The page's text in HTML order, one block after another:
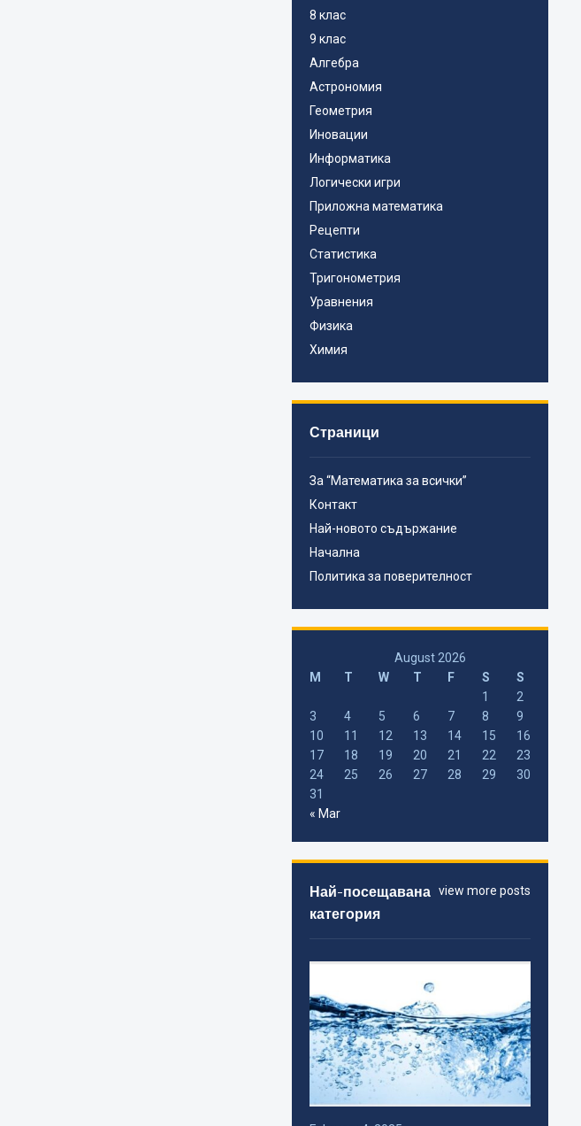
8 клас
9 клас
Алгебра
Астрономия
Геометрия
Иновации
Информатика
Логически игри
Приложна математика
Рецепти
Статистика
Тригонометрия
Уравнения
Физика
Химия
Страници
За “Математика за всички”
Контакт
Най-новото съдържание
Начална
Политика за поверителност
August 2026
M
T W T F S
S
1
2
3
4 5 6 7 8
9
10
11 12 13 14 15
16
17
18 19 20 21 22
23
24
25 26 27 28 29
30
31
« Mar
view more posts
Най-посещавана
категория